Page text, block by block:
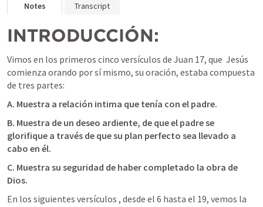
Notes Transcript
INTRODUCCIÓN:
Vimos en los primeros cinco versículos de Juan 17, que Jesús
comienza orando por sí mismo, su oración, estaba compuesta
de tres partes:
A. Muestra a relación intima que tenía con el padre.
B. Muestra de un deseo ardiente, de que el padre se
glorifique a través de que su plan perfecto sea llevado a
cabo en él.
C. Muestra su seguridad de haber completado la obra de
Dios.
En los siguientes versículos , desde el 6 hasta el 19, vemos la